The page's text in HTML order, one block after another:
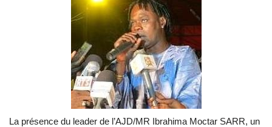
La présence du leader de l’AJD/MR Ibrahima Moctar SARR, un